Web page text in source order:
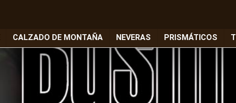
CALZADO DE MONTAÑA NEVERAS PRISMÁTICOS